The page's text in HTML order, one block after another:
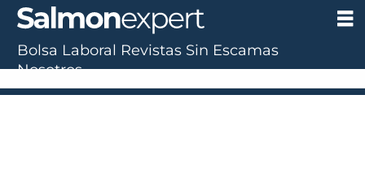
Bolsa Laboral Revistas Sin Escamas
Nosotros